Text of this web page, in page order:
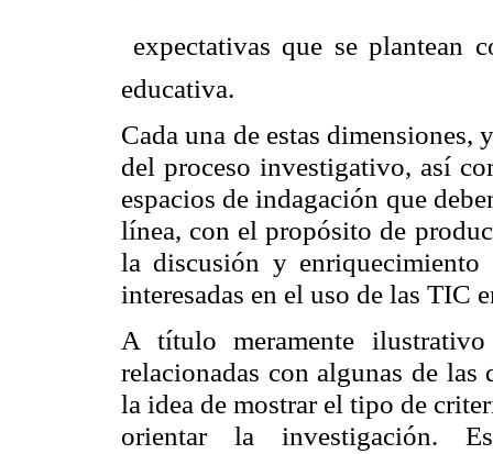
 expectativas que se
educativa.
Cada una de estas
del proceso investigativo, así
espacios de indagación que
línea, con el propósito de
la discusión y
interesadas en el uso de las TIC
A título meramente
relacionadas con algunas de las
la idea de mostrar el tipo de
orientar la investigación.